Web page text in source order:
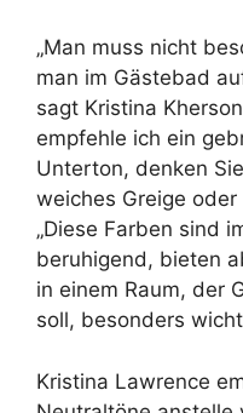
„Man muss nicht
man im Gästebad
sagt Kristina
empfehle ich ein
Unterton, denken
weiches Greige
„Diese Farben sind
beruhigend, bieten
in einem Raum, der
soll, besonders
Kristina Lawrence